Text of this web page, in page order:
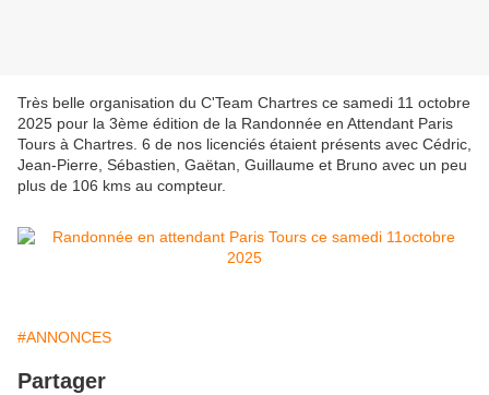
Très belle organisation du C'Team Chartres ce samedi 11 octobre
2025 pour la 3ème édition de la Randonnée en Attendant Paris
Tours à Chartres. 6 de nos licenciés étaient présents avec Cédric,
Jean-Pierre, Sébastien, Gaëtan, Guillaume et Bruno avec un peu
plus de 106 kms au compteur.
#ANNONCES
Partager